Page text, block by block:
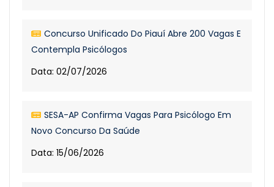
Concurso Unificado Do Piauí Abre 200 Vagas E
Contempla Psicólogos
Data: 02/07/2026
SESA-AP Confirma Vagas Para Psicólogo Em
Novo Concurso Da Saúde
Data: 15/06/2026